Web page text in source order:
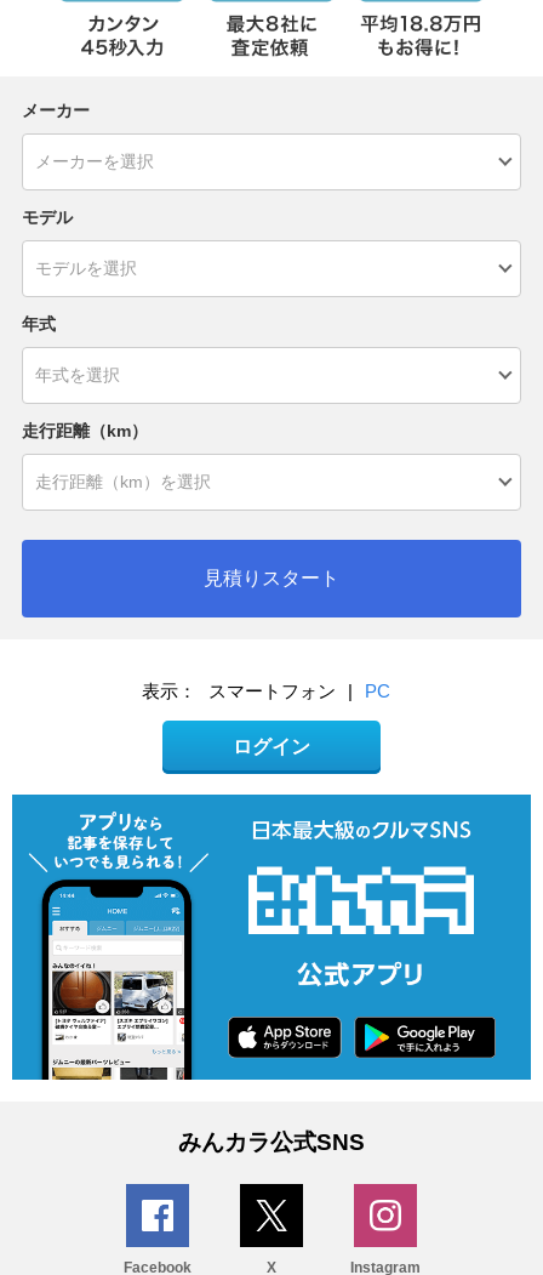
メーカー
モデル
年式
走行距離（km）
見積りスタート
表示： スマートフォン | PC
ログイン
みんカラ公式SNS
Facebook X Instagram